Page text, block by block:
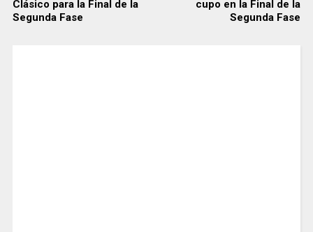
Clásico para la Final de la
Segunda Fase
cupo en la Final de la
Segunda Fase